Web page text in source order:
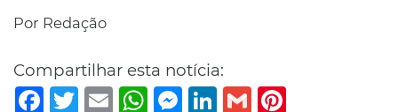
Por Redação
Compartilhar esta notícia:
Facebook
TwitterEmail WhatsAppMessenger
LinkedIn
Gmail